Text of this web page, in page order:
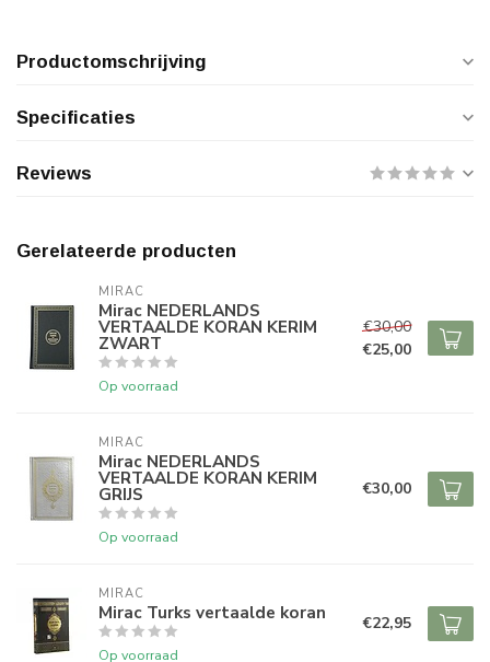
Productomschrijving
Specificaties
Reviews
Gerelateerde producten
MIRAC
Mirac NEDERLANDS
VERTAALDE KORAN KERIM
ZWART
Op voorraad
€30,00
€25,00
MIRAC
Mirac NEDERLANDS
VERTAALDE KORAN KERIM
GRIJS
Op voorraad
€30,00
MIRAC
Mirac Turks vertaalde koran
Op voorraad
€22,95